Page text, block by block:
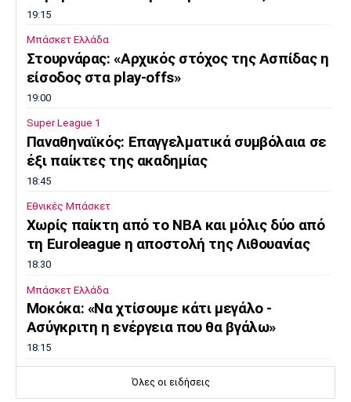
19:15
Μπάσκετ Ελλάδα
Στουρνάρας: «Αρχικός στόχος της Ασπίδας η
είσοδος στα play-offs»
19:00
Super League 1
Παναθηναϊκός: Επαγγελματικά συμβόλαια σε
έξι παίκτες της ακαδημίας
18:45
Εθνικές Μπάσκετ
Χωρίς παίκτη από το ΝΒΑ και μόλις δύο από
τη Euroleague η αποστολή της Λιθουανίας
18:30
Μπάσκετ Ελλάδα
Μοκόκα: «Να χτίσουμε κάτι μεγάλο -
Ασύγκριτη η ενέργεια που θα βγάλω»
18:15
Ισπανία - Ελλάδα 96-86: Ήττα στην πρεμιέρα
Όλες οι ειδήσεις